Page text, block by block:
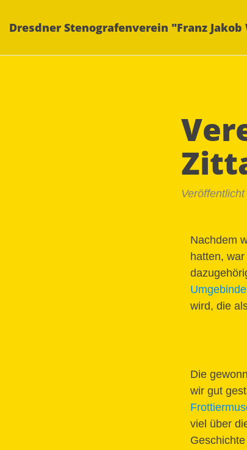
Dresdner Stenografenverein "Franz Jakob
Nachdem
hatten,
wird, die
Die
wir gut
viel über